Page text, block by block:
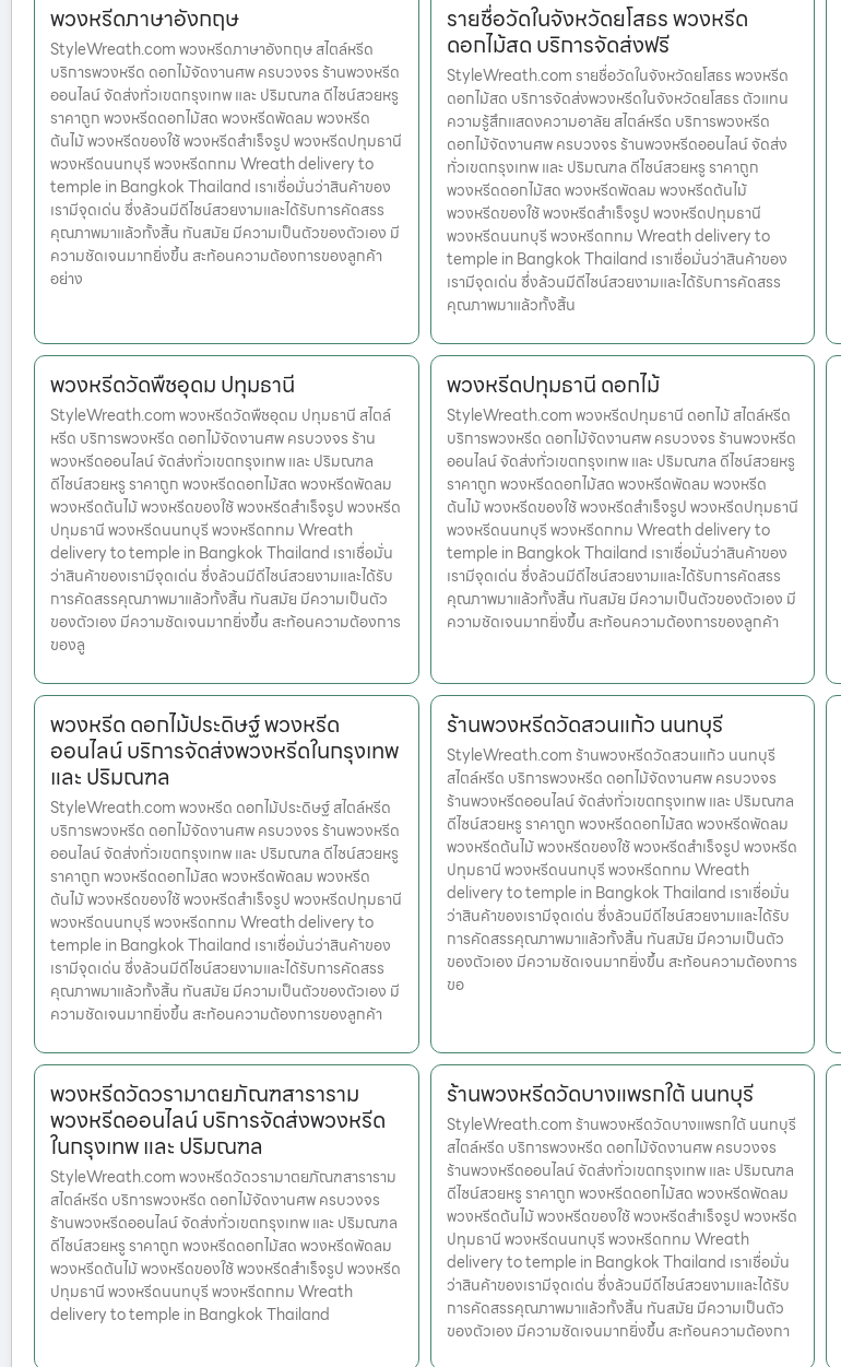
พวงหรีดภาษาอังกฤษ
StyleWreath.com พวงหรีดภาษาอังกฤษ สไตล์หรีด
บริการพวงหรีด ดอกไม้จัดงานศพ ครบวงจร ร้านพวงหรีด
ออนไลน์ จัดส่งทั่วเขตกรุงเทพ และ ปริมณฑล ดีไซน์สวยหรู
ราคาถูก พวงหรีดดอกไม้สด พวงหรีดพัดลม พวงหรีด
ต้นไม้ พวงหรีดของใช้ พวงหรีดสำเร็จรูป พวงหรีดปทุมธานี
พวงหรีดนนทบุรี พวงหรีดกทม Wreath delivery to
temple in Bangkok Thailand เราเชื่อมั่นว่าสินค้าของ
เรามีจุดเด่น ซึ่งล้วนมีดีไซน์สวยงามและได้รับการคัดสรร
คุณภาพมาแล้วทั้งสิ้น ทันสมัย มีความเป็นตัวของตัวเอง มี
ความชัดเจนมากยิ่งขึ้น สะท้อนความต้องการของลูกค้า
อย่าง
รายชื่อวัดในจังหวัดยโสธร พวงหรีด
ดอกไม้สด บริการจัดส่งฟรี
StyleWreath.com รายชื่อวัดในจังหวัดยโสธร พวงหรีด
ดอกไม้สด บริการจัดส่งพวงหรีดในจังหวัดยโสธร ตัวแทน
ความรู้สึกแสดงความอาลัย สไตล์หรีด บริการพวงหรีด
ดอกไม้จัดงานศพ ครบวงจร ร้านพวงหรีดออนไลน์ จัดส่ง
ทั่วเขตกรุงเทพ และ ปริมณฑล ดีไซน์สวยหรู ราคาถูก
พวงหรีดดอกไม้สด พวงหรีดพัดลม พวงหรีดต้นไม้
พวงหรีดของใช้ พวงหรีดสำเร็จรูป พวงหรีดปทุมธานี
พวงหรีดนนทบุรี พวงหรีดกทม Wreath delivery to
temple in Bangkok Thailand เราเชื่อมั่นว่าสินค้าของ
เรามีจุดเด่น ซึ่งล้วนมีดีไซน์สวยงามและได้รับการคัดสรร
คุณภาพมาแล้วทั้งสิ้น
พวงหรีดวัดพืชอุดม ปทุมธานี
StyleWreath.com พวงหรีดวัดพืชอุดม ปทุมธานี สไตล์
หรีด บริการพวงหรีด ดอกไม้จัดงานศพ ครบวงจร ร้าน
พวงหรีดออนไลน์ จัดส่งทั่วเขตกรุงเทพ และ ปริมณฑล
ดีไซน์สวยหรู ราคาถูก พวงหรีดดอกไม้สด พวงหรีดพัดลม
พวงหรีดต้นไม้ พวงหรีดของใช้ พวงหรีดสำเร็จรูป พวงหรีด
ปทุมธานี พวงหรีดนนทบุรี พวงหรีดกทม Wreath
delivery to temple in Bangkok Thailand เราเชื่อมั่น
ว่าสินค้าของเรามีจุดเด่น ซึ่งล้วนมีดีไซน์สวยงามและได้รับ
การคัดสรรคุณภาพมาแล้วทั้งสิ้น ทันสมัย มีความเป็นตัว
ของตัวเอง มีความชัดเจนมากยิ่งขึ้น สะท้อนความต้องการ
ของลู
พวงหรีดปทุมธานี ดอกไม้
StyleWreath.com พวงหรีดปทุมธานี ดอกไม้ สไตล์หรีด
บริการพวงหรีด ดอกไม้จัดงานศพ ครบวงจร ร้านพวงหรีด
ออนไลน์ จัดส่งทั่วเขตกรุงเทพ และ ปริมณฑล ดีไซน์สวยหรู
ราคาถูก พวงหรีดดอกไม้สด พวงหรีดพัดลม พวงหรีด
ต้นไม้ พวงหรีดของใช้ พวงหรีดสำเร็จรูป พวงหรีดปทุมธานี
พวงหรีดนนทบุรี พวงหรีดกทม Wreath delivery to
temple in Bangkok Thailand เราเชื่อมั่นว่าสินค้าของ
เรามีจุดเด่น ซึ่งล้วนมีดีไซน์สวยงามและได้รับการคัดสรร
คุณภาพมาแล้วทั้งสิ้น ทันสมัย มีความเป็นตัวของตัวเอง มี
ความชัดเจนมากยิ่งขึ้น สะท้อนความต้องการของลูกค้า
พวงหรีด ดอกไม้ประดิษฐ์ พวงหรีด
ออนไลน์ บริการจัดส่งพวงหรีดในกรุงเทพ
และ ปริมณฑล
StyleWreath.com พวงหรีด ดอกไม้ประดิษฐ์ สไตล์หรีด
บริการพวงหรีด ดอกไม้จัดงานศพ ครบวงจร ร้านพวงหรีด
ออนไลน์ จัดส่งทั่วเขตกรุงเทพ และ ปริมณฑล ดีไซน์สวยหรู
ราคาถูก พวงหรีดดอกไม้สด พวงหรีดพัดลม พวงหรีด
ต้นไม้ พวงหรีดของใช้ พวงหรีดสำเร็จรูป พวงหรีดปทุมธานี
พวงหรีดนนทบุรี พวงหรีดกทม Wreath delivery to
temple in Bangkok Thailand เราเชื่อมั่นว่าสินค้าของ
เรามีจุดเด่น ซึ่งล้วนมีดีไซน์สวยงามและได้รับการคัดสรร
คุณภาพมาแล้วทั้งสิ้น ทันสมัย มีความเป็นตัวของตัวเอง มี
ความชัดเจนมากยิ่งขึ้น สะท้อนความต้องการของลูกค้า
ร้านพวงหรีดวัดสวนแก้ว นนทบุรี
StyleWreath.com ร้านพวงหรีดวัดสวนแก้ว นนทบุรี
สไตล์หรีด บริการพวงหรีด ดอกไม้จัดงานศพ ครบวงจร
ร้านพวงหรีดออนไลน์ จัดส่งทั่วเขตกรุงเทพ และ ปริมณฑล
ดีไซน์สวยหรู ราคาถูก พวงหรีดดอกไม้สด พวงหรีดพัดลม
พวงหรีดต้นไม้ พวงหรีดของใช้ พวงหรีดสำเร็จรูป พวงหรีด
ปทุมธานี พวงหรีดนนทบุรี พวงหรีดกทม Wreath
delivery to temple in Bangkok Thailand เราเชื่อมั่น
ว่าสินค้าของเรามีจุดเด่น ซึ่งล้วนมีดีไซน์สวยงามและได้รับ
การคัดสรรคุณภาพมาแล้วทั้งสิ้น ทันสมัย มีความเป็นตัว
ของตัวเอง มีความชัดเจนมากยิ่งขึ้น สะท้อนความต้องการ
ขอ
พวงหรีดวัดวรามาตยภัณฑสาราราม
พวงหรีดออนไลน์ บริการจัดส่งพวงหรีด
ในกรุงเทพ และ ปริมณฑล
StyleWreath.com พวงหรีดวัดวรามาตยภัณฑสาราราม
สไตล์หรีด บริการพวงหรีด ดอกไม้จัดงานศพ ครบวงจร
ร้านพวงหรีดออนไลน์ จัดส่งทั่วเขตกรุงเทพ และ ปริมณฑล
ดีไซน์สวยหรู ราคาถูก พวงหรีดดอกไม้สด พวงหรีดพัดลม
พวงหรีดต้นไม้ พวงหรีดของใช้ พวงหรีดสำเร็จรูป พวงหรีด
ปทุมธานี พวงหรีดนนทบุรี พวงหรีดกทม Wreath
delivery to temple in Bangkok Thailand
ร้านพวงหรีดวัดบางแพรกใต้ นนทบุรี
StyleWreath.com ร้านพวงหรีดวัดบางแพรกใต้ นนทบุรี
สไตล์หรีด บริการพวงหรีด ดอกไม้จัดงานศพ ครบวงจร
ร้านพวงหรีดออนไลน์ จัดส่งทั่วเขตกรุงเทพ และ ปริมณฑล
ดีไซน์สวยหรู ราคาถูก พวงหรีดดอกไม้สด พวงหรีดพัดลม
พวงหรีดต้นไม้ พวงหรีดของใช้ พวงหรีดสำเร็จรูป พวงหรีด
ปทุมธานี พวงหรีดนนทบุรี พวงหรีดกทม Wreath
delivery to temple in Bangkok Thailand เราเชื่อมั่น
ว่าสินค้าของเรามีจุดเด่น ซึ่งล้วนมีดีไซน์สวยงามและได้รับ
การคัดสรรคุณภาพมาแล้วทั้งสิ้น ทันสมัย มีความเป็นตัว
ของตัวเอง มีความชัดเจนมากยิ่งขึ้น สะท้อนความต้องกา